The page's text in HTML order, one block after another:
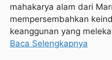
mahakarya alam dari
mempersembahkan
keanggunan yang
Baca Selengkapnya